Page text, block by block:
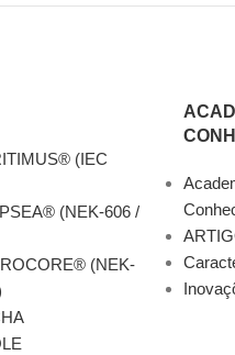
(IEC
(NEK-606 /
(NEK-